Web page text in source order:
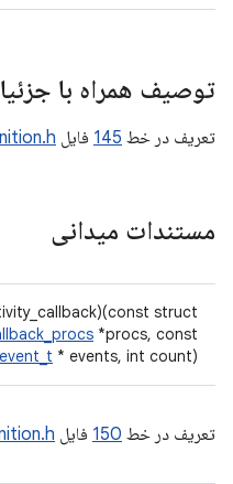
توصیف همراه با
تعریف در خط 145 فایل
مستندات میدانی
struct
*procs, const
* events, int count)
تعریف در خط 150 فایل